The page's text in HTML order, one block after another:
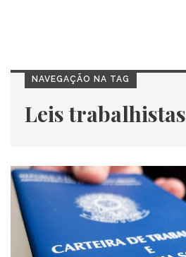
NAVEGAÇÃO NA TAG
Leis trabalhistas